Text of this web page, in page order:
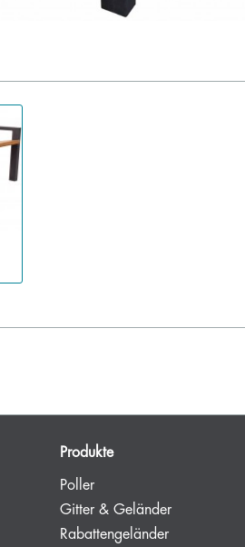
Produkte
Poller
Gitter & Geländer
Rabattengeländer